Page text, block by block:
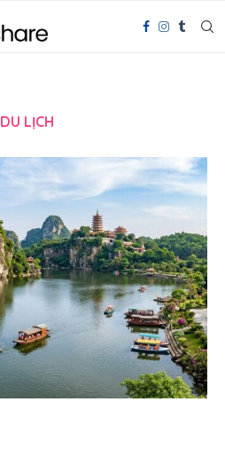
DU LỊCH